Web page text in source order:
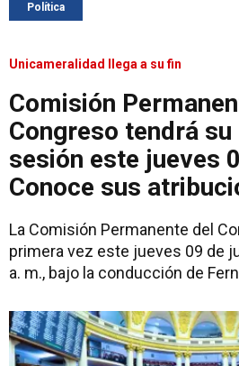
Política
Unicameralidad llega a su fin
Comisión
Congreso tendrá
sesión este jueves
Conoce sus
La Comisión Permanente del
primera vez este jueves 09 de
a. m., bajo la conducción de